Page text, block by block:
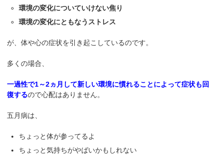
環境の変化についていけない焦り
環境の変化にともなうストレス
が、体や心の症状を引き起こしているのです。
多くの場合、
一過性で1～2ヵ月して新しい環境に慣れることによって症状も回
復するので心配はありません。
五月病は、
ちょっと体が参ってるよ
ちょっと気持ちがやばいかもしれない